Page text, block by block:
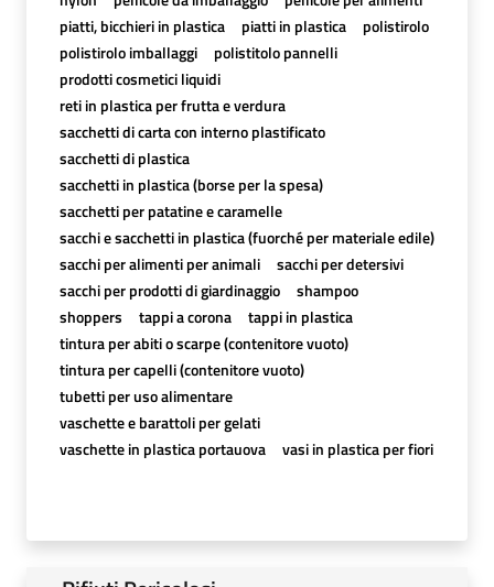
piatti, bicchieri in plastica
piatti in plastica
polistirolo
polistirolo imballaggi
polistitolo pannelli
prodotti cosmetici liquidi
reti in plastica per frutta e verdura
sacchetti di carta con interno plastificato
sacchetti di plastica
sacchetti in plastica (borse per la spesa)
sacchetti per patatine e caramelle
sacchi e sacchetti in plastica (fuorché per materiale edile)
sacchi per alimenti per animali
sacchi per detersivi
sacchi per prodotti di giardinaggio
shampoo
shoppers
tappi a corona
tappi in plastica
tintura per abiti o scarpe (contenitore vuoto)
tintura per capelli (contenitore vuoto)
tubetti per uso alimentare
vaschette e barattoli per gelati
vaschette in plastica portauova
vasi in plastica per fiori